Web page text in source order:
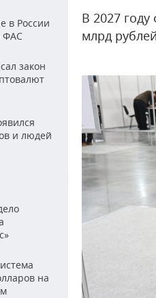
в России
ФАС
закон
и людей
на
В 2027
млрд рублей